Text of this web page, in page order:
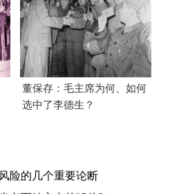
董保存：毛主席为何、如何
选中了李德生？
险的几个重要论断